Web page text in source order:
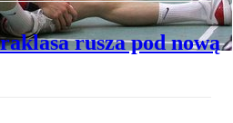
rusza pod nową